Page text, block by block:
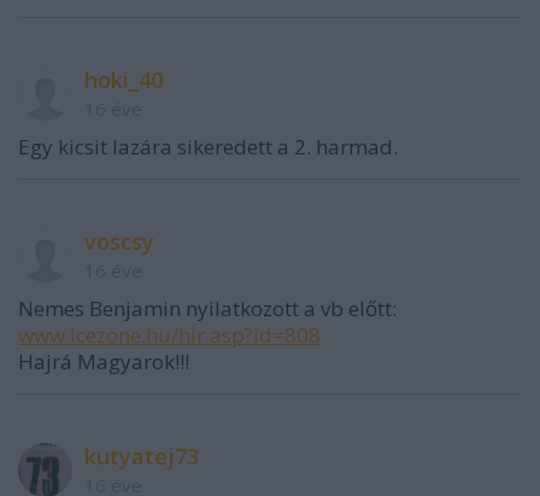
hoki_40
Egy kicsit lazára sikeredett a 2. harmad.
voscsy
Nemes Benjamin nyilatkozott a vb előtt:
www.icezone.hu/hir.asp?id=808
Hajrá Magyarok!!!
kutyatej73